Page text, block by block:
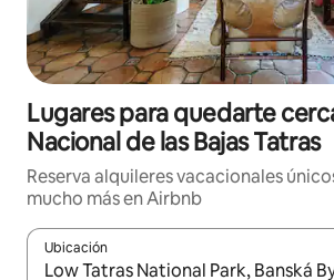
Lugares para quedarte
Nacional de las Bajas Tatras
Reserva alquileres vacacionales
mucho más en Airbnb
Ubicación
Cuando los resultados estén